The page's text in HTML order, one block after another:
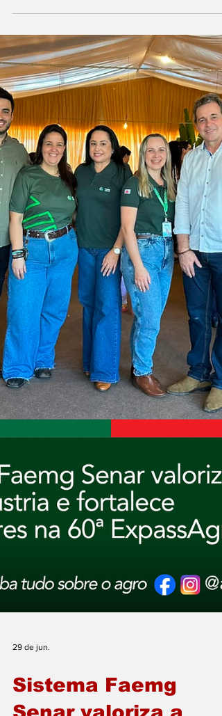
Todo produtor sabe que uma boa colheita
não começa no plantio. Ela começa muito
antes, quando o dia ainda nem clareou e a
gente se pega desenhando o futuro da
fazenda. Às vezes, o desejo de ter um John
Deere no pátio parece distante, quase um
“sonho de vitrine”. Mas a verdade é que o
agro não espera, e a tecnologia precisa estar
na mão de quem faz a terra produzir todos
dias. A Minas Verde entende que cada
propriedade tem seu tempo, cada produtor
tem sua realidade e cada i